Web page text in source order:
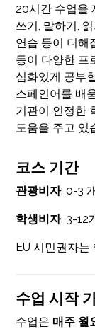
20시간 수업을
쓰기, 말하기,
연습 등이 더해
등이 다양한 프
심화있게 공부
스페인어를 배
기관이 인정한
도움을 주고 있
코스 기간
관광비자: 0-3
학생비자: 3-12
EU 시민권자
수업 시작
수업은 매주 월